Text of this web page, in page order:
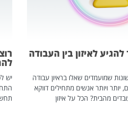
לאיזון בין העבודה
שמועמדים שאלו בראיון עבודה
ויותר אנשים מתחילים דווקא
מהבית? הכל על איזון
יש